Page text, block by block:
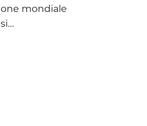
mondiale